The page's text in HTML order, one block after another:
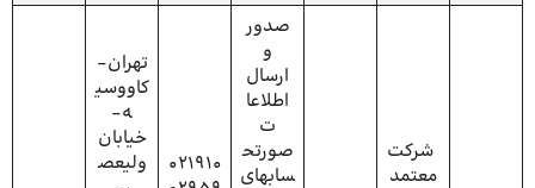
شرکت
معتمد
صدور
و
ارسال
اطلاعا
ت
صورتح
سابهای
021910
تهران-
کاووسی
ه-
خیابان
ولیعص